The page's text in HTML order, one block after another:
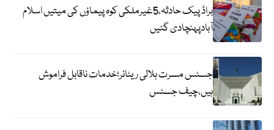
براڈ پیک حادثہ،5غیرملکی کوہ پیماؤں کی میتیں اسلام
آبادپہنچادی گئیں
جسٹس مسرت ہلالی ریٹائر؛خدمات ناقابل فراموش
ہیں،چیف جسٹس